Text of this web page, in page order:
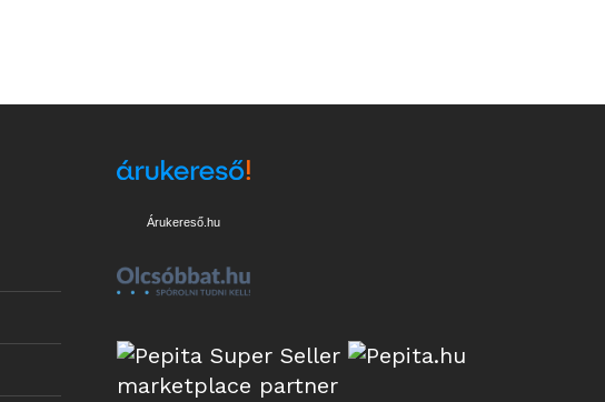
Árukereső.hu
marketplace partner